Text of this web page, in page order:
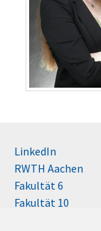
LinkedIn
RWTH Aachen
Fakultät 6
Fakultät 10